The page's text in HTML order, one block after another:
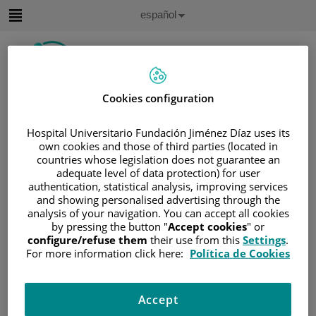
Buscar
Selector
de
idioma
Idioma
Español
Inicio/ÁREA DEL PACIENTE
SOBRE EL CÁNCER
/INFORMACIÓN Y SOPORTE AL PACIENTE
/TIPOS DE CÁNCER
ÁREA DE CÁNCER GASTRO-INTESTINAL
/PÁNCREAS/CÁNCER DE PÁNCREAS
Cookies configuration
Hospital Universitario Fundación Jiménez Díaz uses its
own cookies and those of third parties (located in
countries whose legislation does not guarantee an
adequate level of data protection) for user
authentication, statistical analysis, improving services
and showing personalised advertising through the
analysis of your navigation. You can accept all cookies
by pressing the button "Accept cookies" or
configure/refuse them their use from this Settings.
For more information click here: Política de Cookies
Accept